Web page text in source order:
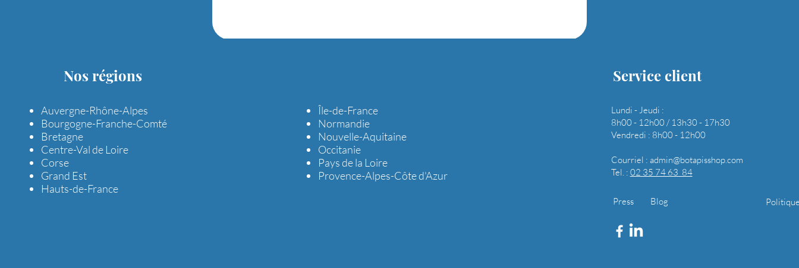
Nos régions
Auvergne-Rhône-Alpes
Bourgogne-Franche-Comté
Bretagne
Centre-Val de Loire
Corse
Grand Est
Hauts-de-France
Île-de-France
Normandie
Nouvelle-Aquitaine
Occitanie
Pays de la Loire
Provence-Alpes-Côte d'Azur
Service client
Lundi - Jeudi :
8h00 - 12h00 / 13h30 - 17h30
Vendredi : 8h00 - 12h00
Courriel : admin@botapisshop.com
Tel. : 02 35 74 63 84
Press Blog